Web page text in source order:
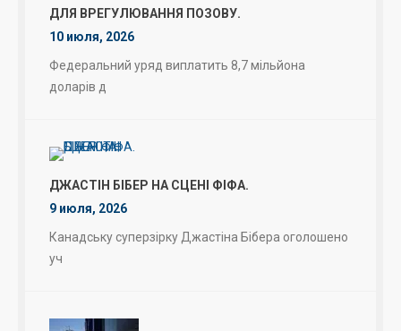
ДЛЯ ВРЕГУЛЮВАННЯ ПОЗОВУ.
10 июля, 2026
Федеральний уряд виплатить 8,7 мільйона
доларів д
ДЖАСТІН БІБЕР НА СЦЕНІ ФІФА.
9 июля, 2026
Канадську суперзірку Джастіна Бібера оголошено
уч